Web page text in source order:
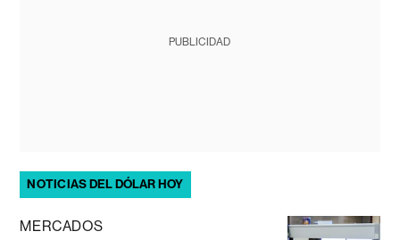
PUBLICIDAD
NOTICIAS DEL DÓLAR HOY
MERCADOS